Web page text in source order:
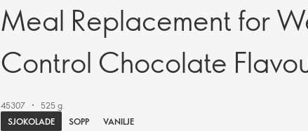
Meal Replacement for
Control Chocolate
45307
525 g.
SJOKOLADE
SOPP VANILJE